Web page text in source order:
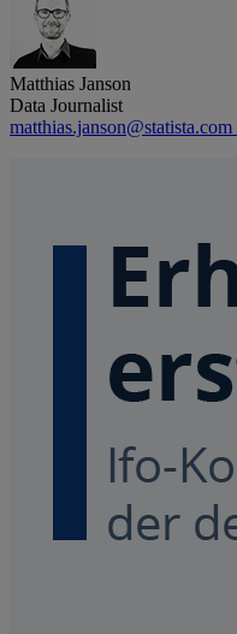
Matthias Janson
Data Journalist
matthias.janson@statista.com